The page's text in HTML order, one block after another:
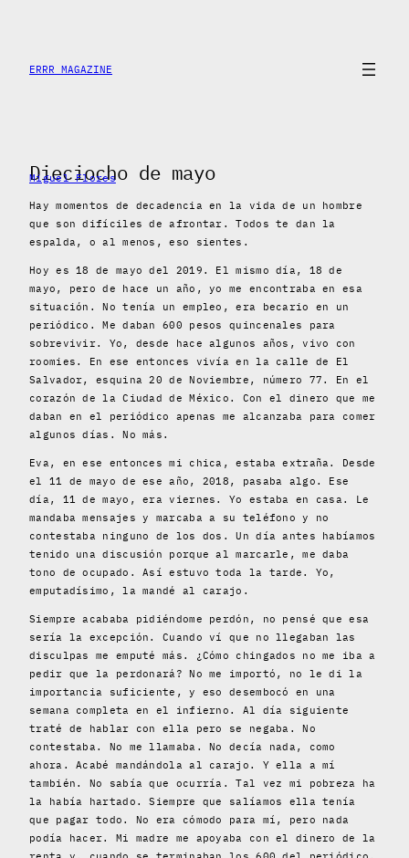
contenido
ERRR MAGAZINE
Dieciocho de mayo
Miguel Flores
Hay momentos de decadencia en la vida de un hombre
que son difíciles de afrontar. Todos te dan la
espalda, o al menos, eso sientes.
Hoy es 18 de mayo del 2019. El mismo día, 18 de
mayo, pero de hace un año, yo me encontraba en esa
situación. No tenía un empleo, era becario en un
periódico. Me daban 600 pesos quincenales para
sobrevivir. Yo, desde hace algunos años, vivo con
roomies. En ese entonces vivía en la calle de El
Salvador, esquina 20 de Noviembre, número 77. En el
corazón de la Ciudad de México. Con el dinero que me
daban en el periódico apenas me alcanzaba para comer
algunos días. No más.
Eva, en ese entonces mi chica, estaba extraña. Desde
el 11 de mayo de ese año, 2018, pasaba algo. Ese
día, 11 de mayo, era viernes. Yo estaba en casa. Le
mandaba mensajes y marcaba a su teléfono y no
contestaba ninguno de los dos. Un día antes habíamos
tenido una discusión porque al marcarle, me daba
tono de ocupado. Así estuvo toda la tarde. Yo,
emputadísimo, la mandé al carajo.
Siempre acababa pidiéndome perdón, no pensé que esa
sería la excepción. Cuando ví que no llegaban las
disculpas me emputé más. ¿Cómo chingados no me iba a
pedir que la perdonará? No me importó, no le di la
importancia suficiente, y eso desembocó en una
semana completa en el infierno. Al día siguiente
traté de hablar con ella pero se negaba. No
contestaba. No me llamaba. No decía nada, como
ahora. Acabé mandándola al carajo. Y ella a mí
también. No sabía que ocurría. Tal vez mi pobreza ha
la había hartado. Siempre que salíamos ella tenía
que pagar todo. No era cómodo para mí, pero nada
podía hacer. Mi madre me apoyaba con el dinero de la